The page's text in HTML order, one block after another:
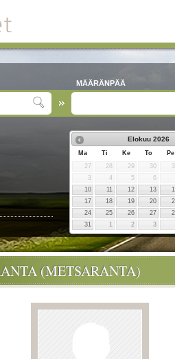
MÄÄRÄNPÄÄ
Elokuu 2026
Ma Ti Ke To
Pe
27
28 29 30
3
4 5
6
10
11 12 13
17
18 19 20
24
25 26 27
31
1 2 3
(METSARANTA)